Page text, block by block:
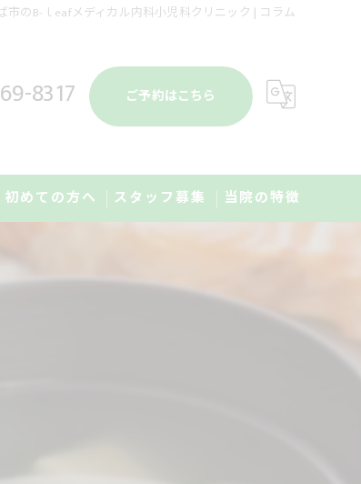
市のB-ｌeafメディカル内科小児科クリニック | コラム
8317 ご予約はこちら
初めての方へ スタッフ募集 当院の特徴
健康診断